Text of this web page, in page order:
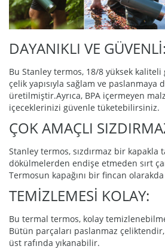
DAYANIKLI VE GÜVENLİ:
Bu Stanley termos, 18/8 yüksek kaliteli
çelik yapısıyla sağlam ve paslanmaya
üretilmiştir.Ayrıca, BPA içermeyen
içeceklerinizi güvenle tüketebilirsiniz.
ÇOK AMAÇLI
Stanley termos, sızdırmaz bir kapakla
dökülmelerden endişe etmeden sırt
Termosun kapağını bir fincan
TEMİZLEMESİ KOLAY:
Bu termal termos, kolay
Bütün parçaları paslanmaz
üst rafında yıkanabilir.